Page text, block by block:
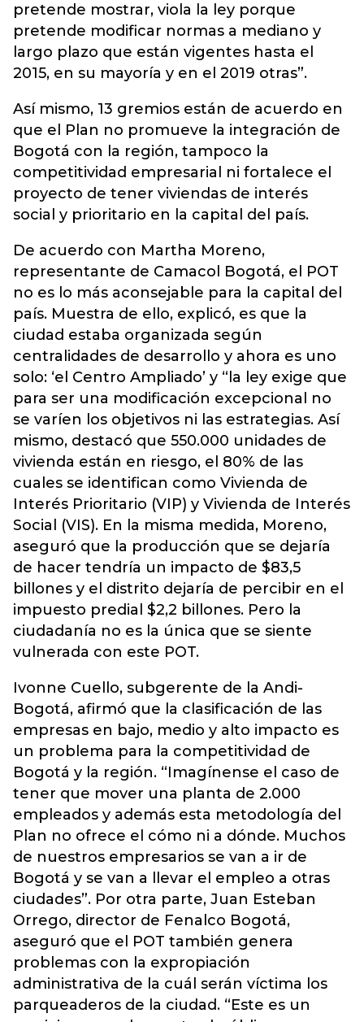
pretende mostrar, viola la ley porque
pretende modificar normas a mediano y
largo plazo que están vigentes hasta el
2015, en su mayoría y en el 2019 otras”.
Así mismo, 13 gremios están de acuerdo en
que el Plan no promueve la integración de
Bogotá con la región, tampoco la
competitividad empresarial ni fortalece el
proyecto de tener viviendas de interés
social y prioritario en la capital del país.
De acuerdo con Martha Moreno,
representante de Camacol Bogotá, el POT
no es lo más aconsejable para la capital del
país. Muestra de ello, explicó, es que la
ciudad estaba organizada según
centralidades de desarrollo y ahora es uno
solo: ‘el Centro Ampliado’ y “la ley exige que
para ser una modificación excepcional no
se varíen los objetivos ni las estrategias. Así
mismo, destacó que 550.000 unidades de
vivienda están en riesgo, el 80% de las
cuales se identifican como Vivienda de
Interés Prioritario (VIP) y Vivienda de Interés
Social (VIS). En la misma medida, Moreno,
aseguró que la producción que se dejaría
de hacer tendría un impacto de $83,5
billones y el distrito dejaría de percibir en el
impuesto predial $2,2 billones. Pero la
ciudadanía no es la única que se siente
vulnerada con este POT.
Ivonne Cuello, subgerente de la Andi-
Bogotá, afirmó que la clasificación de las
empresas en bajo, medio y alto impacto es
un problema para la competitividad de
Bogotá y la región. “Imagínense el caso de
tener que mover una planta de 2.000
empleados y además esta metodología del
Plan no ofrece el cómo ni a dónde. Muchos
de nuestros empresarios se van a ir de
Bogotá y se van a llevar el empleo a otras
ciudades”. Por otra parte, Juan Esteban
Orrego, director de Fenalco Bogotá,
aseguró que el POT también genera
problemas con la expropiación
administrativa de la cuál serán víctima los
parqueaderos de la ciudad. “Este es un